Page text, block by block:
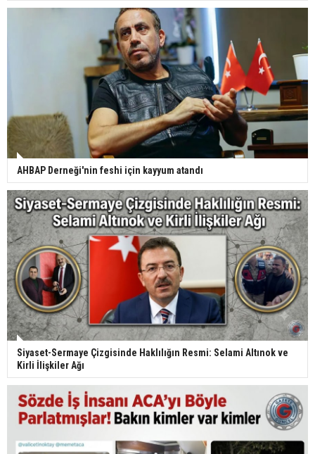
AHBAP Derneği'nin feshi için kayyum atandı
Siyaset-Sermaye Çizgisinde Haklılığın Resmi: Selami Altınok ve
Kirli İlişkiler Ağı